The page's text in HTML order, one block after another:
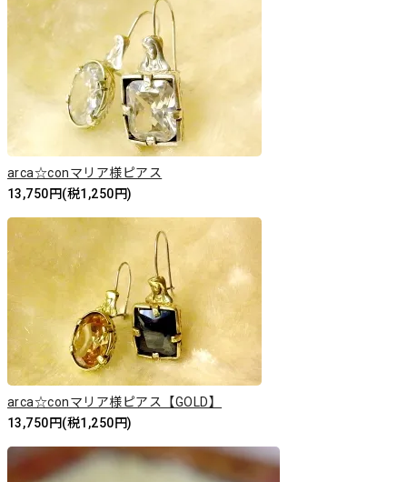
arca☆conマリア様ピアス
13,750円(税1,250円)
arca☆conマリア様ピアス【GOLD】
13,750円(税1,250円)